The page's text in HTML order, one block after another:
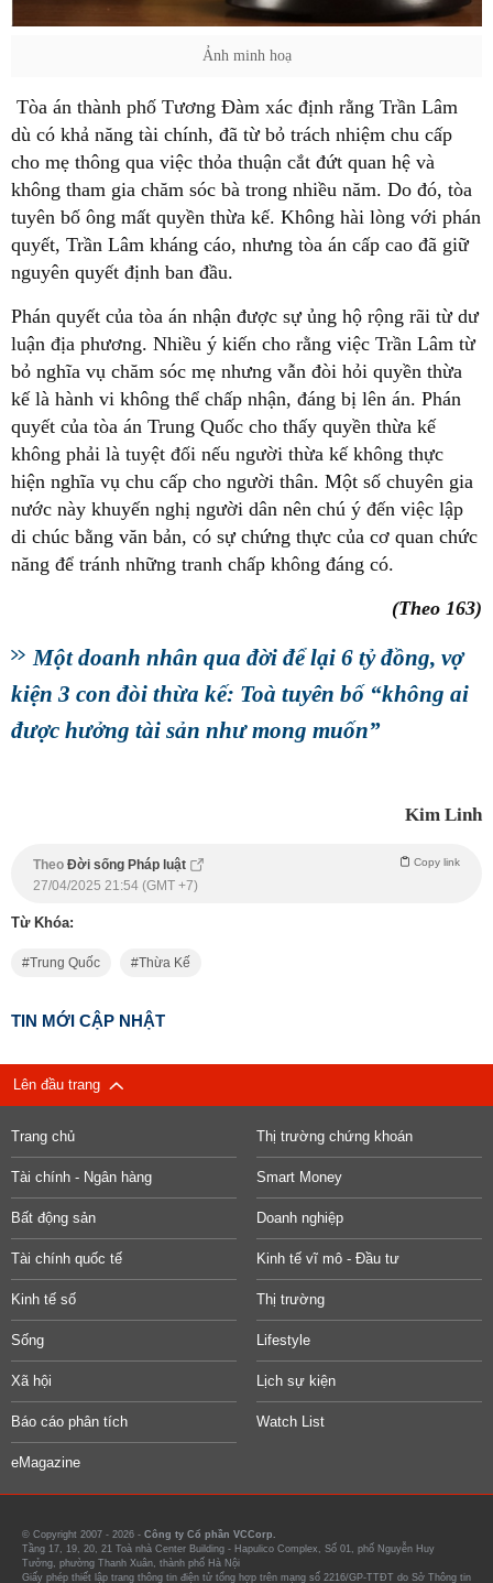
Ảnh minh hoạ
Tòa án thành phố Tương Đàm xác định rằng Trần Lâm
dù có khả năng tài chính, đã từ bỏ trách nhiệm chu cấp
cho mẹ thông qua việc thỏa thuận cắt đứt quan hệ và
không tham gia chăm sóc bà trong nhiều năm. Do đó, tòa
tuyên bố ông mất quyền thừa kế. Không hài lòng với phán
quyết, Trần Lâm kháng cáo, nhưng tòa án cấp cao đã giữ
nguyên quyết định ban đầu.
Phán quyết của tòa án nhận được sự ủng hộ rộng rãi từ dư
luận địa phương. Nhiều ý kiến cho rằng việc Trần Lâm từ
bỏ nghĩa vụ chăm sóc mẹ nhưng vẫn đòi hỏi quyền thừa
kế là hành vi không thể chấp nhận, đáng bị lên án. Phán
quyết của tòa án Trung Quốc cho thấy quyền thừa kế
không phải là tuyệt đối nếu người thừa kế không thực
hiện nghĩa vụ chu cấp cho người thân. Một số chuyên gia
nước này khuyến nghị người dân nên chú ý đến việc lập
di chúc bằng văn bản, có sự chứng thực của cơ quan chức
năng để tránh những tranh chấp không đáng có.
(Theo 163)
Một doanh nhân qua đời để lại 6 tỷ đồng, vợ
kiện 3 con đòi thừa kế: Toà tuyên bố “không ai
được hưởng tài sản như mong muốn”
Kim Linh
Theo Đời sống Pháp luật Copy link
27/04/2025 21:54 (GMT +7)
Từ Khóa:
Trung Quốc Thừa Kế
TIN MỚI CẬP NHẬT
Lên đầu trang
Trang chủ Thị trường chứng khoán
Tài chính - Ngân hàng Smart Money
Bất động sản Doanh nghiệp
Tài chính quốc tế Kinh tế vĩ mô - Đầu tư
Kinh tế số Thị trường
Sống Lifestyle
Xã hội Lịch sự kiện
Báo cáo phân tích Watch List
eMagazine
© Copyright 2007 - 2026 - Công ty Cổ phần VCCorp.
Tầng 17, 19, 20, 21 Toà nhà Center Building - Hapulico Complex, Số 01, phố Nguyễn Huy
Tưởng, phường Thanh Xuân, thành phố Hà Nội
Giấy phép thiết lập trang thông tin điện tử tổng hợp trên mạng số 2216/GP-TTĐT do Sở Thông tin